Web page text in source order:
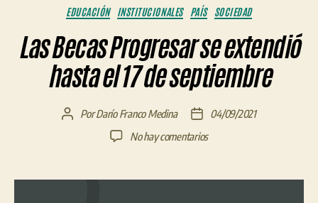
Categorías
EDUCACIÓN INSTITUCIONALES PAÍS SOCIEDAD
Las Becas Progresar se extendió
hasta el 17 de septiembre
AutorPorDarío Franco Medina
Fecha
de
04/09/2021
No hay comentariosen
Progresar